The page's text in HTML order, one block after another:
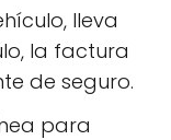
lleva
la factura
de seguro.
para